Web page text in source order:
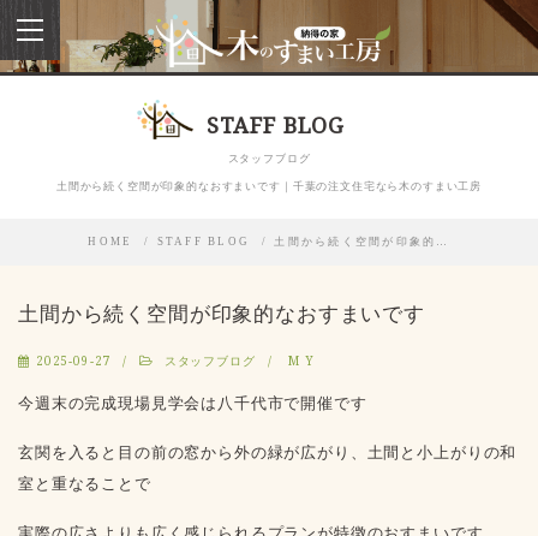
toggle
navigation
STAFF BLOG
スタッフブログ
土間から続く空間が印象的なおすまいです｜千葉の注文住宅なら木のすまい工房
HOME STAFF BLOG 土間から続く空間が印象的…
土間から続く空間が印象的なおすまいです
2025-09-27 スタッフブログ M Y
今週末の完成現場見学会は八千代市で開催です
玄関を入ると目の前の窓から外の緑が広がり、土間と小上がりの和
室と重なることで